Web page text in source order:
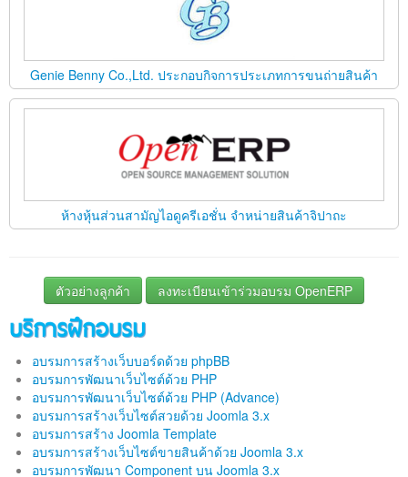
Genie Benny Co.,Ltd. ประกอบกิจการประเภทการขนถ่ายสินค้า
ห้างหุ้นส่วนสามัญไอดูครีเอชั่น จำหน่ายสินค้าจิปาถะ
ตัวอย่างลูกค้า ลงทะเบียนเข้าร่วมอบรม OpenERP
บริการฝึกอบรม
อบรมการสร้างเว็บบอร์ดด้วย phpBB
อบรมการพัฒนาเว็บไซต์ด้วย PHP
อบรมการพัฒนาเว็บไซต์ด้วย PHP (Advance)
อบรมการสร้างเว็บไซต์สวยด้วย Joomla 3.x
อบรมการสร้าง Joomla Template
อบรมการสร้างเว็บไซต์ขายสินค้าด้วย Joomla 3.x
อบรมการพัฒนา Component บน Joomla 3.x